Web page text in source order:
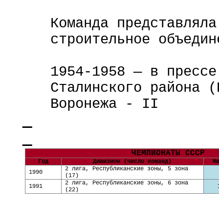
Команда
строительное
1954-1958 — в
Сталинского района
Воронежа - II
ЧЕМПИОНАТЫ СССР
Год Дивизион (число команд)
1990
2 лига, Республиканские зоны, 5 зона
(17 )
1991
2 лига, Республиканские зоны, 6 зона
(22 )